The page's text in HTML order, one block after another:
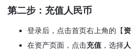
第二步：充值人民币
登录后，点击首页右上角的【
在资产页面，点击充值 ，选择